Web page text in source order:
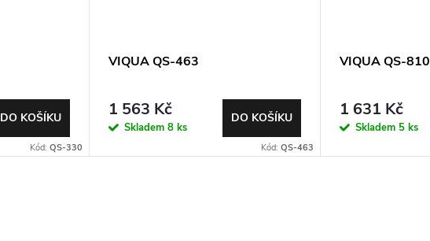
DO KOŠÍKU
Kód: QS-330
VIQUA QS-463
1 563 Kč
Skladem 8 ks
DO KOŠÍKU
Kód: QS-463
VIQUA QS-810
1 631 Kč
Skladem 5 ks